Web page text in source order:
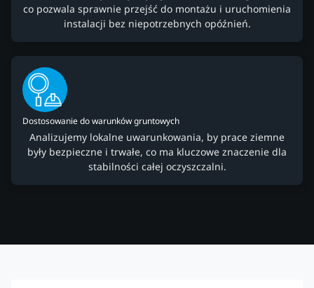
co pozwala sprawnie przejść do montażu i uruchomienia
instalacji bez niepotrzebnych opóźnień.
Dostosowanie do warunków gruntowych
Analizujemy lokalne uwarunkowania, by prace ziemne
były bezpieczne i trwałe, co ma kluczowe znaczenie dla
stabilności całej oczyszczalni.